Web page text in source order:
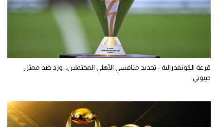
قرعة الكونفدرالية - تحديد منافسي الأهلي المحتملين.. وزد ضد ممثل
جيبوتي